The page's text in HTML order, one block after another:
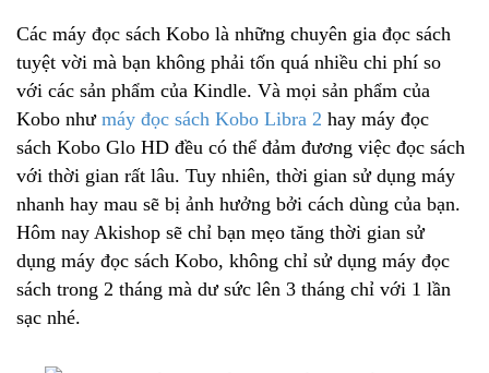
Các máy đọc sách Kobo là những chuyên gia đọc sách
tuyệt vời mà bạn không phải tốn quá nhiều chi phí so
với các sản phẩm của Kindle. Và mọi sản phẩm của
Kobo như máy đọc sách Kobo Libra 2 hay máy đọc
sách Kobo Glo HD đều có thể đảm đương việc đọc sách
với thời gian rất lâu. Tuy nhiên, thời gian sử dụng máy
nhanh hay mau sẽ bị ảnh hưởng bởi cách dùng của bạn.
Hôm nay Akishop sẽ chỉ bạn mẹo tăng thời gian sử
dụng máy đọc sách Kobo, không chỉ sử dụng máy đọc
sách trong 2 tháng mà dư sức lên 3 tháng chỉ với 1 lần
sạc nhé.